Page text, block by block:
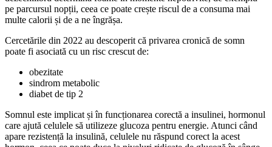
pe parcursul nopții, ceea ce poate crește riscul de a consuma mai
multe calorii și de a ne îngrășa.
Cercetările din 2022 au descoperit că privarea cronică de somn
poate fi asociată cu un risc crescut de:
obezitate
sindrom metabolic
diabet de tip 2
Somnul este implicat și în funcționarea corectă a insulinei, hormonul
care ajută celulele să utilizeze glucoza pentru energie. Atunci când
apare rezistență la insulină, celulele nu răspund corect la acest